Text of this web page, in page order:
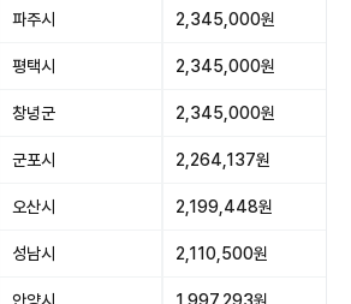
파주시 2,345,000원
평택시 2,345,000원
창녕군 2,345,000원
군포시 2,264,137원
오산시 2,199,448원
성남시 2,110,500원